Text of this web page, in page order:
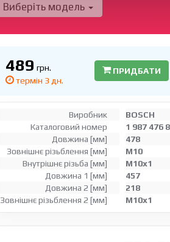
Виберіть модель
489 грн.
термін 3 дн.
ПРИДБАТИ
Виробник
BOSCH
Каталоговий номер
1 987 476
Довжина [мм]
478
Зовнішнє різьблення [мм]
M10
Внутрішнє різьба [мм]
M10x1
Довжина 1 [мм]
457
Довжина 2 [мм]
218
Зовнішнє різьблення 2 [мм]
M10x1